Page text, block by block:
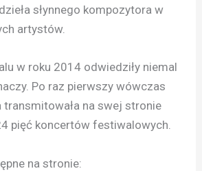
słynnego kompozytora w
artystów.
w roku 2014 odwiedziły niemal
Po raz pierwszy wówczas
transmitowała na swej stronie
pięć koncertów festiwalowych.
na stronie: